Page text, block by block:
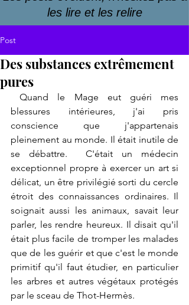
les lire et les relire
Post
Des substances extrêmement
pures
Quand le Mage eut guéri mes
blessures intérieures, j'ai pris
conscience que j'appartenais
pleinement au monde. Il était inutile de
se débattre.  C'était un médecin
exceptionnel propre à exercer un art si
délicat, un être privilégié sorti du cercle
étroit des connaissances ordinaires. Il
soignait aussi les animaux, savait leur
parler, les rendre heureux. Il disait qu'il
était plus facile de tromper les malades
que de les guérir et que c'est le monde
primitif qu'il faut étudier, en particulier
les arbres et autres végétaux protégés
par le sceau de Thot-Hermès.